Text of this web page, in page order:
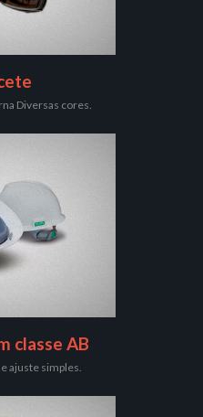
Diversas cores.
classe AB
ajuste simples.